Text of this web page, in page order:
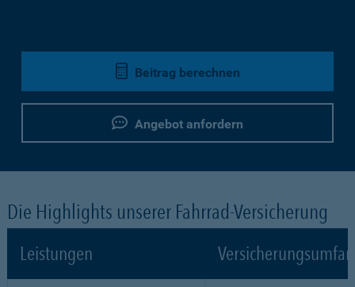
Beitrag berechnen
Angebot anfordern
Die Highlights unserer Fahrrad-Versicherung
Leistungen